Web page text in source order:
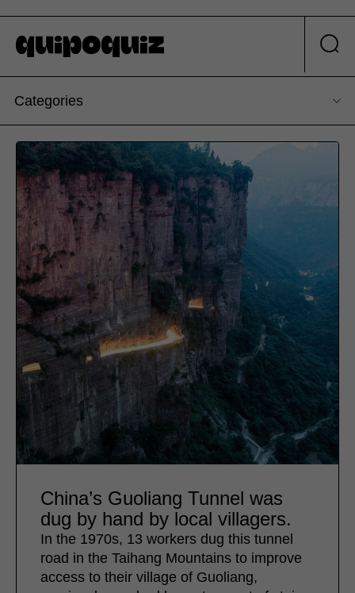
Categories
China’s Guoliang Tunnel was
dug by hand by local villagers.
In the 1970s, 13 workers dug this tunnel
road in the Taihang Mountains to improve
access to their village of Guoliang,